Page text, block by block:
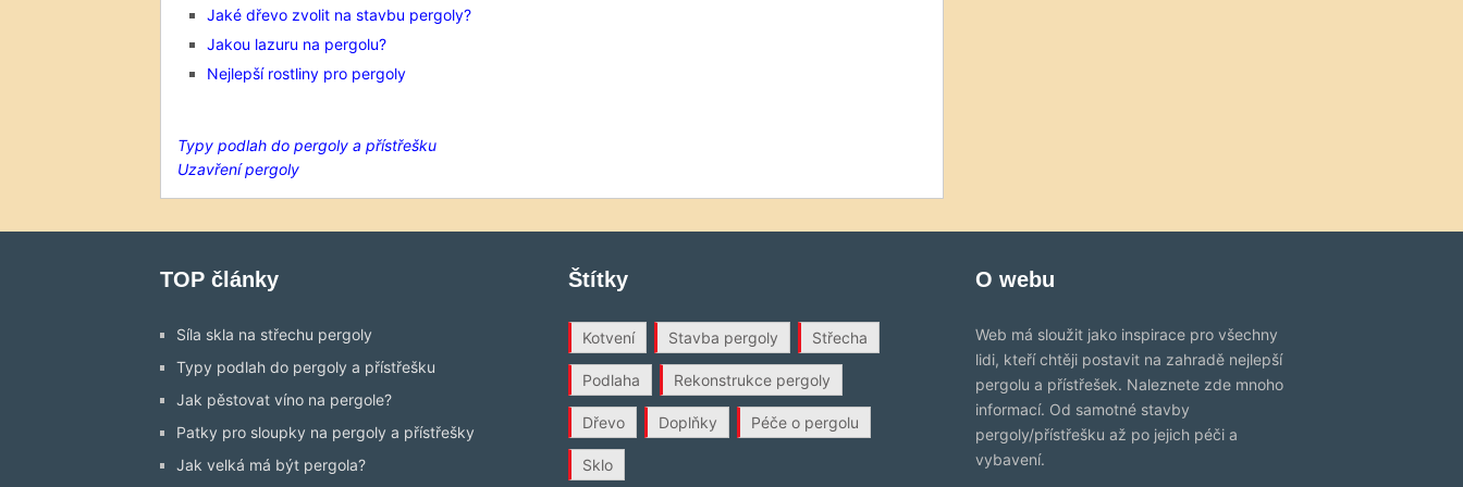
Jaké dřevo zvolit na stavbu pergoly?
Jakou lazuru na pergolu?
Nejlepší rostliny pro pergoly
Typy podlah do pergoly a přístřešku
Uzavření pergoly
TOP články
Síla skla na střechu pergoly
Typy podlah do pergoly a přístřešku
Jak pěstovat víno na pergole?
Patky pro sloupky na pergoly a přístřešky
Jak velká má být pergola?
Štítky
Kotvení Stavba pergoly Střecha
Podlaha Rekonstrukce pergoly
Dřevo Doplňky Péče o pergolu
Sklo
O webu
Web má sloužit jako inspirace pro všechny
lidi, kteří chtěji postavit na zahradě nejlepší
pergolu a přístřešek. Naleznete zde mnoho
informací. Od samotné stavby
pergoly/přístřešku až po jejich péči a
vybavení.